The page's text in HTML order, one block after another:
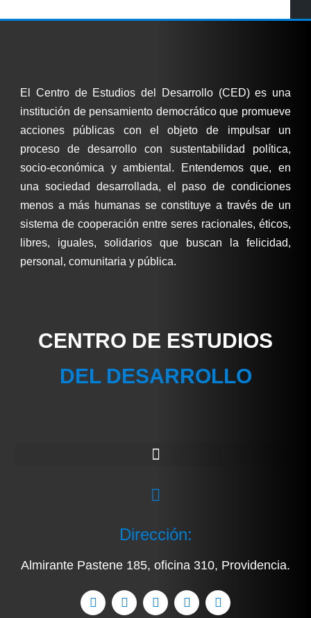
El Centro de Estudios del Desarrollo (CED) es una
institución de pensamiento democrático que promueve
acciones públicas con el objeto de impulsar un
proceso de desarrollo con sustentabilidad política,
socio-económica y ambiental. Entendemos que, en
una sociedad desarrollada, el paso de condiciones
menos a más humanas se constituye a través de un
sistema de cooperación entre seres racionales, éticos,
libres, iguales, solidarios que buscan la felicidad,
personal, comunitaria y pública.
CENTRO DE ESTUDIOS
DEL DESARROLLO
Dirección:
Almirante Pastene 185, oficina 310, Providencia.